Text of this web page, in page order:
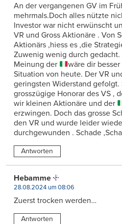
An der vergangenen GV im
mehrmals.Doch alles nützte
Investor war nicht erwünscht
VR und Gross Aktionäre . Von
Aktionärs ,hiess es ,die
Zuwenig wenig durch
Meinung der
wäre dir
Situation von heute. Der VR
geringsten Widerstand gefolgt.
grosszügige Honorar des VS ,
wir kleinen Aktionäre und der
erzwingen. Doch das grosse
den VR und wurde leider
durchgewunden . Schade
Antworten
Hebamme
28.08.2024 um 08:06
Zuerst trocken werden…
Antworten